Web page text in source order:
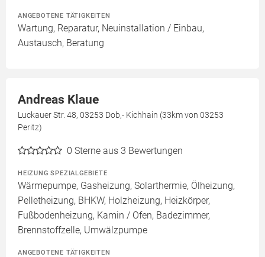
ANGEBOTENE TÄTIGKEITEN
Wartung, Reparatur, Neuinstallation / Einbau,
Austausch, Beratung
Andreas Klaue
Luckauer Str. 48, 03253 Dob,- Kichhain (33km von 03253
Peritz)
0 Sterne aus 3 Bewertungen
HEIZUNG SPEZIALGEBIETE
Wärmepumpe, Gasheizung, Solarthermie, Ölheizung,
Pelletheizung, BHKW, Holzheizung, Heizkörper,
Fußbodenheizung, Kamin / Ofen, Badezimmer,
Brennstoffzelle, Umwälzpumpe
ANGEBOTENE TÄTIGKEITEN